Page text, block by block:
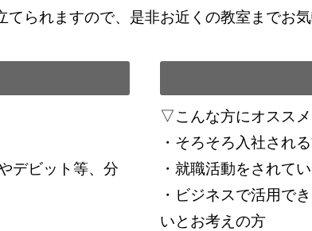
られますので、是非お近くの教室までお気
デビット等、分
▽こんな方にオススメ
・そろそろ入社され
・就職活動をされて
・ビジネスで活用で
いとお考えの方